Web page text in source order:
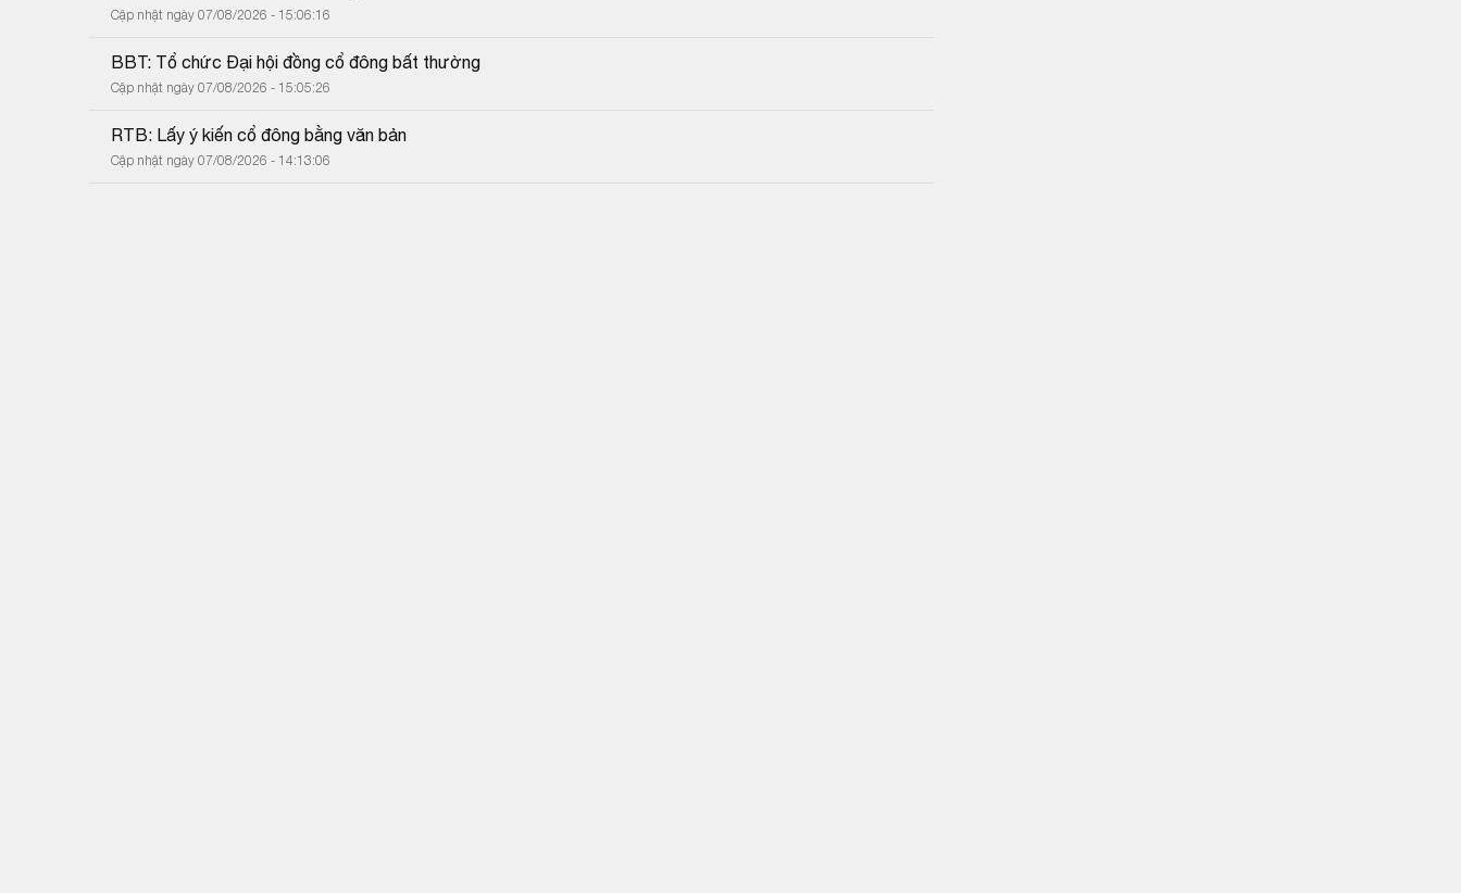
Cập nhật ngày 07/08/2026 - 15:06:16
BBT: Tổ chức Đại hội đồng cổ đông bất thường
Cập nhật ngày 07/08/2026 - 15:05:26
RTB: Lấy ý kiến cổ đông bằng văn bản
Cập nhật ngày 07/08/2026 - 14:13:06